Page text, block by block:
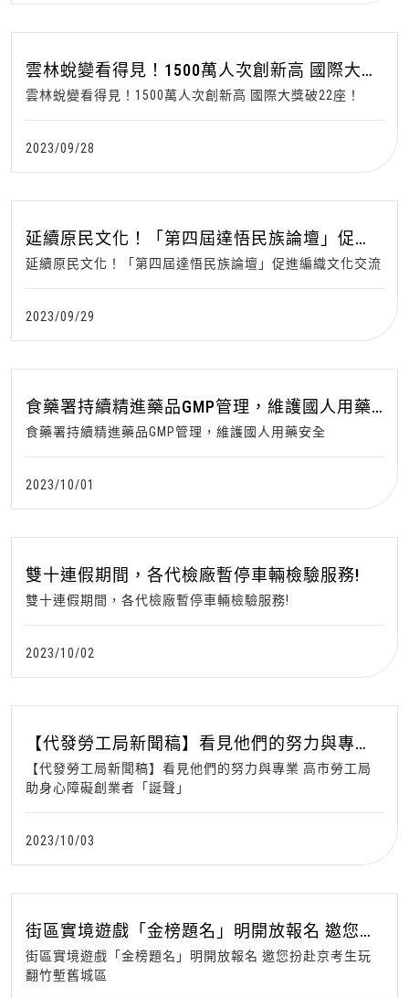
街區實境遊戲「金榜題名」明開放報名 邀您扮
赴京考生玩翻竹塹舊城區
街區實境遊戲「金榜題名」明開放報名 邀您扮赴京考生玩
翻竹塹舊城區
【代發勞工局新聞稿】看見他們的努力與專業
高市勞工局助身心障礙創業者「誕聲」
【代發勞工局新聞稿】看見他們的努力與專業 高市勞工局
助身心障礙創業者「誕聲」
2023/10/03
雙十連假期間，各代檢廠暫停車輛檢驗服務!
雙十連假期間，各代檢廠暫停車輛檢驗服務!
2023/10/02
食藥署持續精進藥品GMP管理，維護國人用藥
安全
食藥署持續精進藥品GMP管理，維護國人用藥安全
2023/10/01
延續原民文化！「第四屆達悟民族論壇」促進
編織文化交流
延續原民文化！「第四屆達悟民族論壇」促進編織文化交流
2023/09/29
雲林蛻變看得見！1500萬人次創新高 國際大獎
破22座！
雲林蛻變看得見！1500萬人次創新高 國際大獎破22座！
2023/09/28